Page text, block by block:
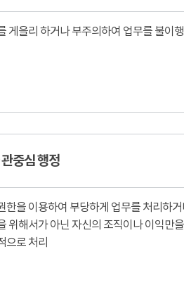
게을리 하거나 부주의하여 업무를 불이행
중심 행정
한을 이용하여 부당하게 업무를 처리하거
위해서가 아닌 자신의 조직이나 이익만
으로 처리